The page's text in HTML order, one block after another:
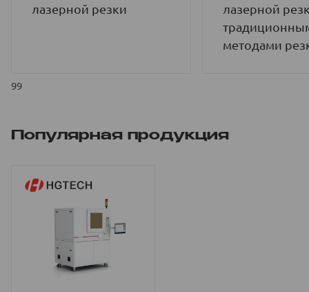
лазерной резки
лазерной
методами
99
Популярная продукция